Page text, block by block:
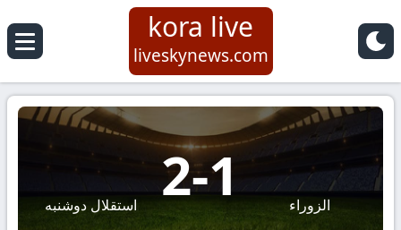
kora live
liveskynews.com
استقلال دوشنبه 2-1 الزوراء